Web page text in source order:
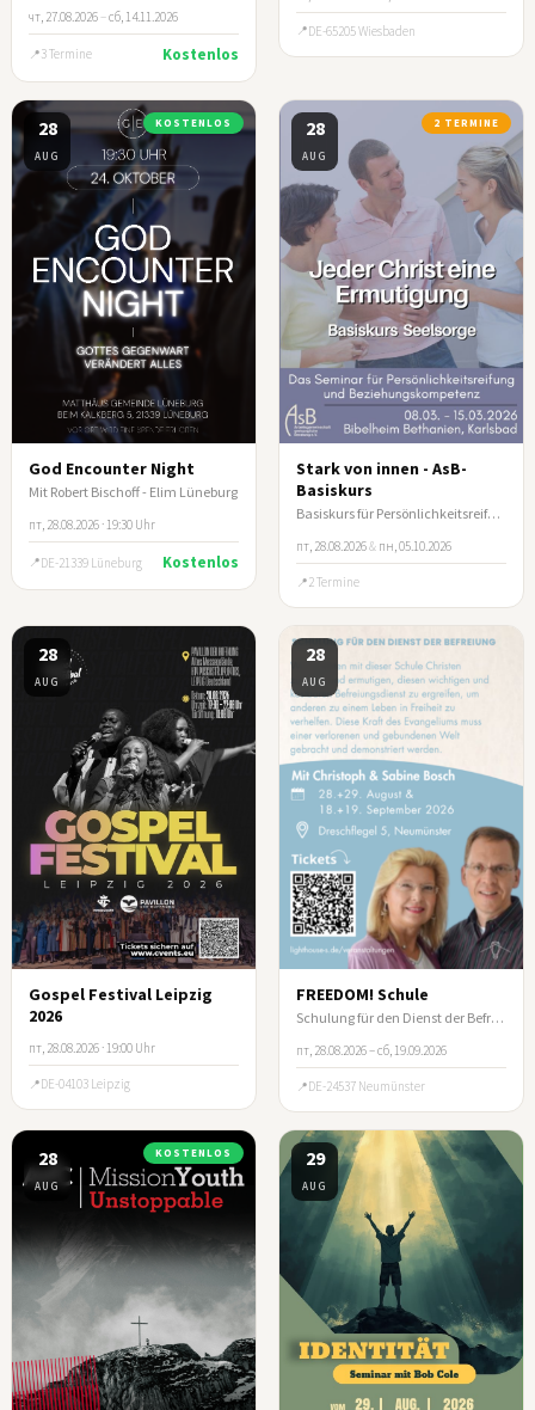
чт, 27.08.2026 –сб, 14.11.2026
3 Termine Kostenlos
DE-65205 Wiesbaden
28
AUG
KOSTENLOS
God Encounter Night
Mit Robert Bischoff - Elim Lüneburg
пт, 28.08.2026 · 19:30 Uhr
DE-21339 Lüneburg Kostenlos
28
AUG
2 TERMINE
Stark von innen - AsB-
Basiskurs
Basiskurs für Persönlichkeitsreifung und Beziehungskompetenz
пт, 28.08.2026& пн, 05.10.2026
2 Termine
28
AUG
Gospel Festival Leipzig
2026
пт, 28.08.2026 · 19:00 Uhr
DE-04103 Leipzig
28
AUG
FREEDOM! Schule
Schulung für den Dienst der Befreiung
пт, 28.08.2026 – сб, 19.09.2026
DE-24537 Neumünster
28
AUG
KOSTENLOS 29
AUG